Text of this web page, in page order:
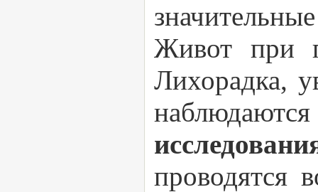
Живот при
Лихорадка,
проводятся